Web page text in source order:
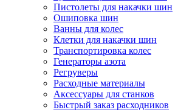
Пистолеты для накачки шин
Ошиповка шин
Ванны для колес
Клетки для накачки шин
Транспортировка колес
Генераторы азота
Регруверы
Расходные материалы
Аксессуары для станков
Быстрый заказ расходников